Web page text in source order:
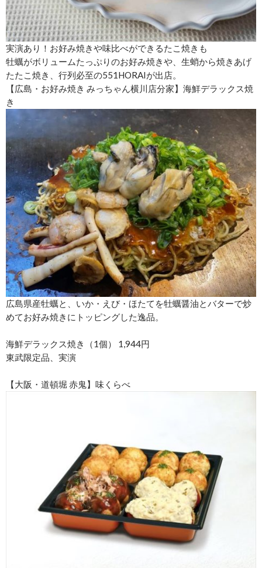
実演あり！お好み焼きや味比べができるたこ焼きも
牡蠣がボリュームたっぷりのお好み焼きや、生蛸から焼きあげ
たたこ焼き、行列必至の551HORAIが出店。
【広島・お好み焼き みっちゃん横川店分家】海鮮デラックス焼
き
広島県産牡蠣と、いか・えび・ほたてを牡蠣醤油とバターで炒
めてお好み焼きにトッピングした逸品。
海鮮デラックス焼き（1個） 1,944円
東武限定品、実演
【大阪・道頓堀 赤鬼】味くらべ